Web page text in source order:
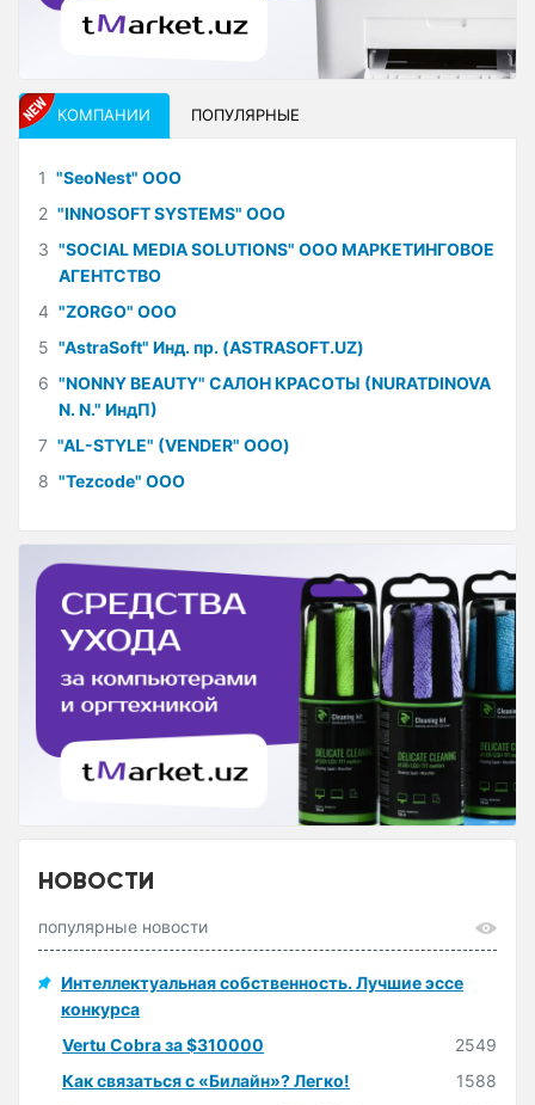
КОМПАНИИ ПОПУЛЯРНЫЕ
1 "SeoNest" ООО
2 "INNOSOFT SYSTEMS" ООО
3 "SOCIAL MEDIA SOLUTIONS" ООО МАРКЕТИНГОВОЕ
АГЕНТСТВО
4 "ZORGO" ООО
5 "AstraSoft" Инд. пр. (ASTRASOFT.UZ)
6 "NONNY BEAUTY" САЛОН КРАСОТЫ (NURATDINOVA
N. N." ИндП)
7 "AL-STYLE" (VENDER" ООО)
8 "Tezcode" ООО
НОВОСТИ
популярные новости
Интеллектуальная собственность. Лучшие эссе
конкурса
Vertu Cobra за $310000
2549
Как связаться с «Билайн»? Легко!
1588